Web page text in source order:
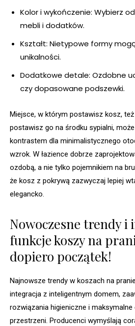
Kolor i wykończenie: Wybierz
mebli i dodatków.
Kształt: Nietypowe formy
unikalności.
Dodatkowe detale: Ozdobne
czy dopasowane podszewki.
Miejsce, w którym postawisz kosz,
postawisz go na środku sypialni,
kontrastem dla minimalistycznego
wzrok. W łazience dobrze
ozdobą, a nie tylko pojemnikiem na
że kosz z pokrywą zazwyczaj lepiej
elegancko.
Nowoczesne trendy i
funkcje koszy na
dopiero początek!
Najnowsze trendy w koszach na
integracja z inteligentnym domem,
rozwiązania higieniczne i
przestrzeni. Producenci wymyślają